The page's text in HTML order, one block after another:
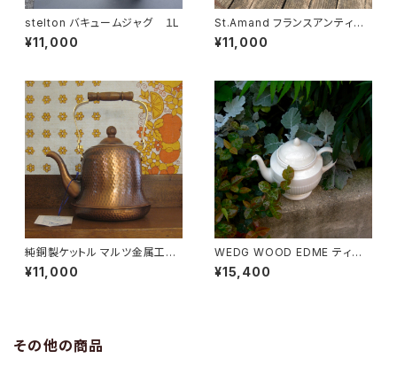
stelton バキュームジャグ １L
¥11,000
St.Amand フランスアンティー
クポット
¥11,000
純銅製ケットル マルツ金属工業
株式会社
¥11,000
WEDG WOOD EDME ティー
ポット
¥15,400
その他の商品